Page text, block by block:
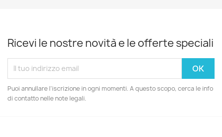
Ricevi le nostre novità e le offerte speciali
Puoi annullare l'iscrizione in ogni momenti. A questo scopo, cerca le info
di contatto nelle note legali.